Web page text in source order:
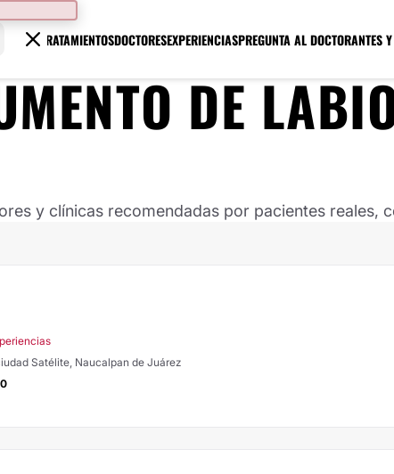
TRATAMIENTOSDOCTORESEXPERIENCIASPREGUNTA AL DOCTORANTES
DE
y clínicas recomendadas por pacientes reales,
Satélite, Naucalpan de Juárez